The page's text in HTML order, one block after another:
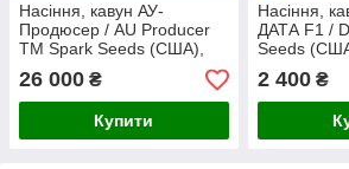
Насіння, кавун АУ-
Продюсер / AU Producer
ТМ Spark Seeds (США),
мішок 5 кг
26 000 ₴
Купити
Насіння,
ДАТА F1 /
Seeds
насінин
2 400₴